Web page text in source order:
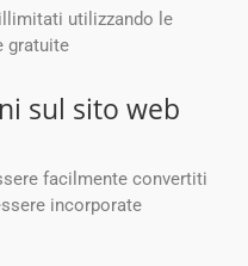
utilizzando le
gratuite
sul sito web
facilmente convertiti
incorporate